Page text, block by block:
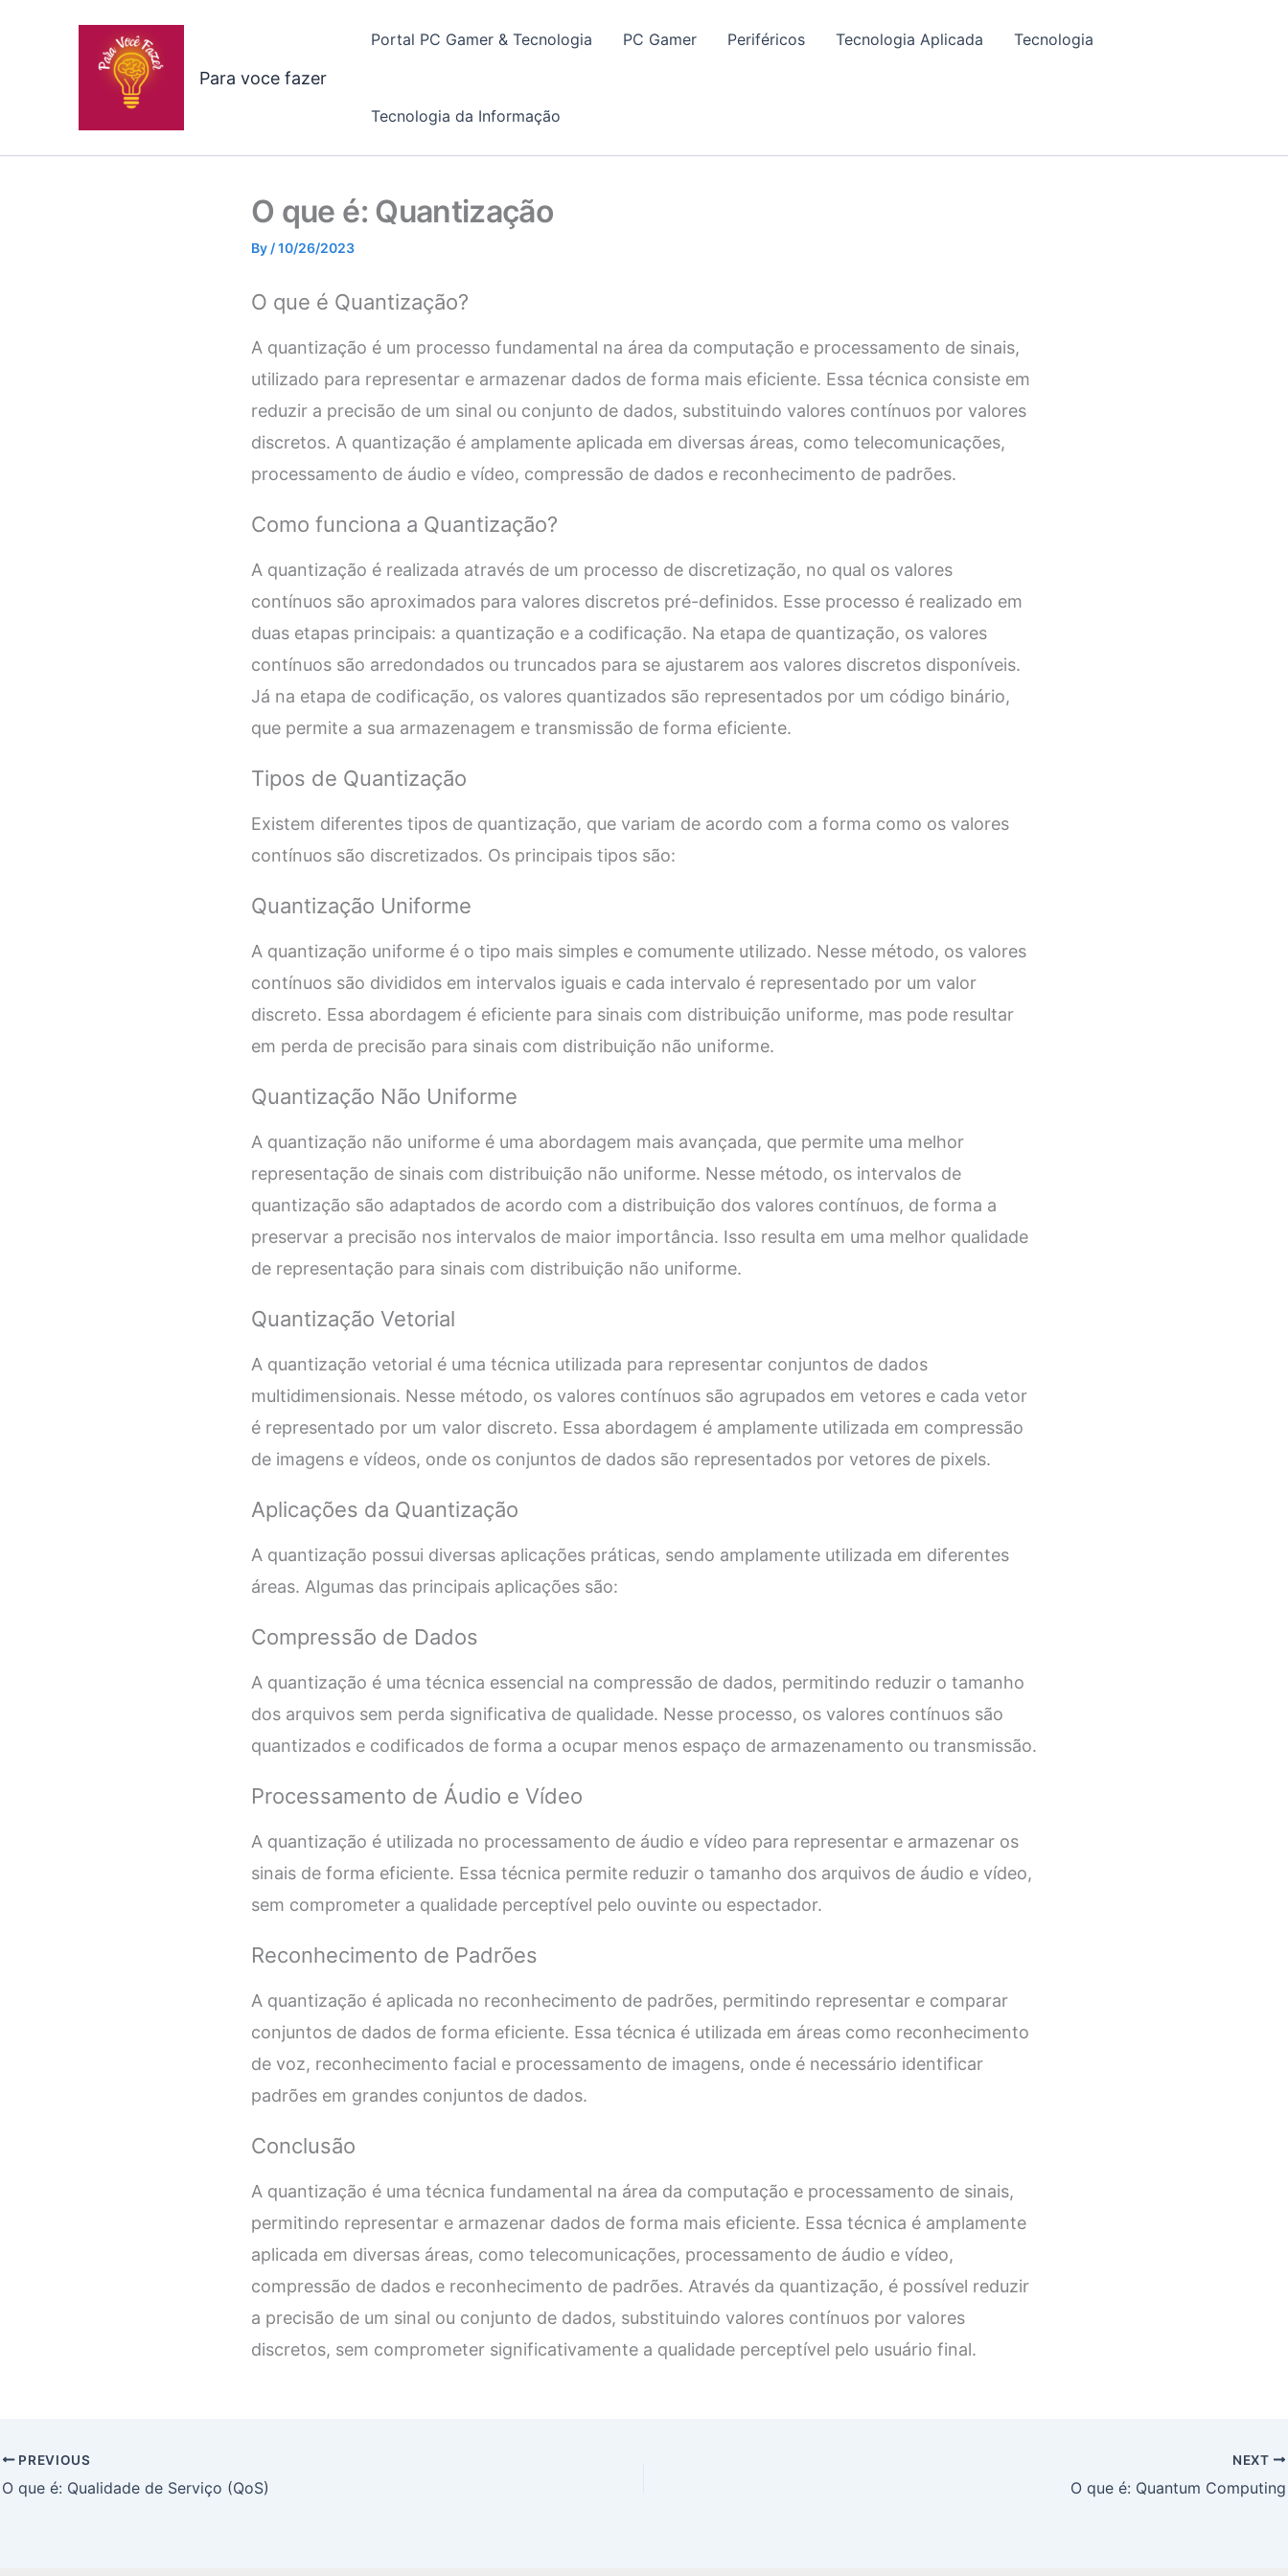
Para voce fazer
Portal PC Gamer & Tecnologia PC Gamer Periféricos Tecnologia Aplicada Tecnologia
Tecnologia da Informação
O que é: Quantização
By /10/26/2023
O que é Quantização?
A quantização é um processo fundamental na área da computação e processamento de sinais,
utilizado para representar e armazenar dados de forma mais eficiente. Essa técnica consiste em
reduzir a precisão de um sinal ou conjunto de dados, substituindo valores contínuos por valores
discretos. A quantização é amplamente aplicada em diversas áreas, como telecomunicações,
processamento de áudio e vídeo, compressão de dados e reconhecimento de padrões.
Como funciona a Quantização?
A quantização é realizada através de um processo de discretização, no qual os valores
contínuos são aproximados para valores discretos pré-definidos. Esse processo é realizado em
duas etapas principais: a quantização e a codificação. Na etapa de quantização, os valores
contínuos são arredondados ou truncados para se ajustarem aos valores discretos disponíveis.
Já na etapa de codificação, os valores quantizados são representados por um código binário,
que permite a sua armazenagem e transmissão de forma eficiente.
Tipos de Quantização
Existem diferentes tipos de quantização, que variam de acordo com a forma como os valores
contínuos são discretizados. Os principais tipos são:
Quantização Uniforme
A quantização uniforme é o tipo mais simples e comumente utilizado. Nesse método, os valores
contínuos são divididos em intervalos iguais e cada intervalo é representado por um valor
discreto. Essa abordagem é eficiente para sinais com distribuição uniforme, mas pode resultar
em perda de precisão para sinais com distribuição não uniforme.
Quantização Não Uniforme
A quantização não uniforme é uma abordagem mais avançada, que permite uma melhor
representação de sinais com distribuição não uniforme. Nesse método, os intervalos de
quantização são adaptados de acordo com a distribuição dos valores contínuos, de forma a
preservar a precisão nos intervalos de maior importância. Isso resulta em uma melhor qualidade
de representação para sinais com distribuição não uniforme.
Quantização Vetorial
A quantização vetorial é uma técnica utilizada para representar conjuntos de dados
multidimensionais. Nesse método, os valores contínuos são agrupados em vetores e cada vetor
é representado por um valor discreto. Essa abordagem é amplamente utilizada em compressão
de imagens e vídeos, onde os conjuntos de dados são representados por vetores de pixels.
Aplicações da Quantização
A quantização possui diversas aplicações práticas, sendo amplamente utilizada em diferentes
áreas. Algumas das principais aplicações são:
Compressão de Dados
A quantização é uma técnica essencial na compressão de dados, permitindo reduzir o tamanho
dos arquivos sem perda significativa de qualidade. Nesse processo, os valores contínuos são
quantizados e codificados de forma a ocupar menos espaço de armazenamento ou transmissão.
Processamento de Áudio e Vídeo
A quantização é utilizada no processamento de áudio e vídeo para representar e armazenar os
sinais de forma eficiente. Essa técnica permite reduzir o tamanho dos arquivos de áudio e vídeo,
sem comprometer a qualidade perceptível pelo ouvinte ou espectador.
Reconhecimento de Padrões
A quantização é aplicada no reconhecimento de padrões, permitindo representar e comparar
conjuntos de dados de forma eficiente. Essa técnica é utilizada em áreas como reconhecimento
de voz, reconhecimento facial e processamento de imagens, onde é necessário identificar
padrões em grandes conjuntos de dados.
Conclusão
A quantização é uma técnica fundamental na área da computação e processamento de sinais,
permitindo representar e armazenar dados de forma mais eficiente. Essa técnica é amplamente
aplicada em diversas áreas, como telecomunicações, processamento de áudio e vídeo,
compressão de dados e reconhecimento de padrões. Através da quantização, é possível reduzir
a precisão de um sinal ou conjunto de dados, substituindo valores contínuos por valores
discretos, sem comprometer significativamente a qualidade perceptível pelo usuário final.
PREVIOUS
O que é: Qualidade de Serviço (QoS)
NEXT
O que é: Quantum Computing